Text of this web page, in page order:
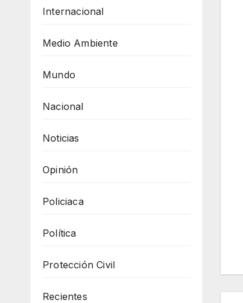
Internacional
Medio Ambiente
Mundo
Nacional
Noticias
Opinión
Policiaca
Política
Protección Civil
Recientes